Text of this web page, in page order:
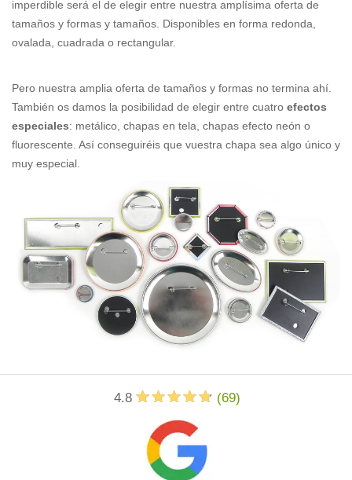
imperdible será el de elegir entre nuestra amplísima oferta de
tamaños y formas y tamaños. Disponibles en forma redonda,
ovalada, cuadrada o rectangular.
Pero nuestra amplia oferta de tamaños y formas no termina ahí.
También os damos la posibilidad de elegir entre cuatro efectos
especiales: metálico, chapas en tela, chapas efecto neón o
fluorescente. Así conseguiréis que vuestra chapa sea algo único y
muy especial.
4.8 (69)